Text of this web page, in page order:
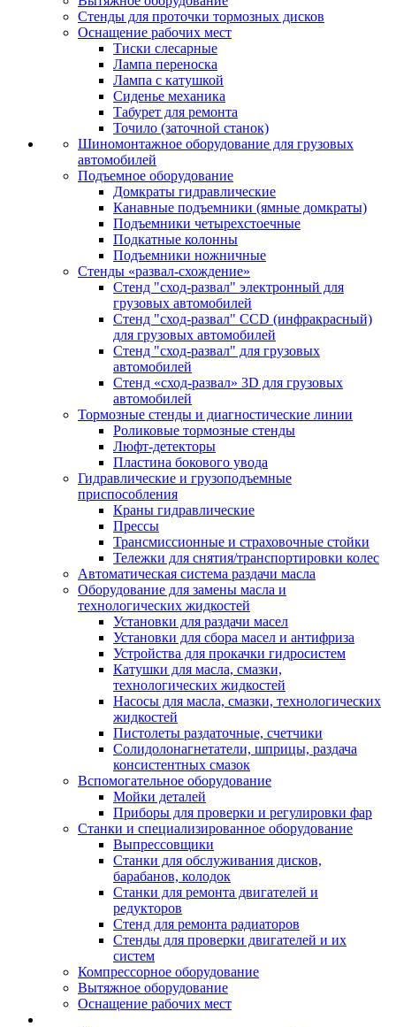
Стенды для проточки тормозных дисков
Оснащение рабочих мест
Тиски слесарные
Лампа переноска
Лампа с катушкой
Сиденье механика
Табурет для ремонта
Точило (заточной станок)
Шиномонтажное оборудование для грузовых
автомобилей
Подъемное оборудование
Домкраты гидравлические
Канавные подъемники (ямные домкраты)
Подъемники четырехстоечные
Подкатные колонны
Подъемники ножничные
Стенды «развал-схождение»
Стенд "сход-развал" электронный для
грузовых автомобилей
Стенд "сход-развал" CCD (инфракрасный)
для грузовых автомобилей
Стенд "сход-развал" для грузовых
автомобилей
Стенд «сход-развал» 3D для грузовых
автомобилей
Тормозные стенды и диагностические линии
Роликовые тормозные стенды
Люфт-детекторы
Пластина бокового увода
Гидравлические и грузоподъемные
приспособления
Краны гидравлические
Прессы
Трансмиссионные и страховочные стойки
Тележки для снятия/транспортировки колес
Автоматическая система раздачи масла
Оборудование для замены масла и
технологических жидкостей
Установки для раздачи масел
Установки для сбора масел и антифриза
Устройства для прокачки гидросистем
Катушки для масла, смазки,
технологических жидкостей
Насосы для масла, смазки, технологических
жидкостей
Пистолеты раздаточные, счетчики
Солидолонагнетатели, шприцы, раздача
консистентных смазок
Вспомогательное оборудование
Мойки деталей
Приборы для проверки и регулировки фар
Станки и специализированное оборудование
Выпрессовщики
Станки для обслуживания дисков,
барабанов, колодок
Станки для ремонта двигателей и
редукторов
Стенд для ремонта радиаторов
Стенды для проверки двигателей и их
систем
Компрессорное оборудование
Вытяжное оборудование
Оснащение рабочих мест